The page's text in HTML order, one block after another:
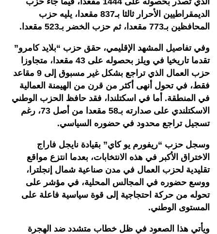
الديمقراطيين الأحرار ثالثا بـ837 مقعدا، يليه حزب
المحافظين بـ773 مقعدا، ثم حزب الخضر بـ523 مقعدا.
وفي تفاصيل المشهد الإقليمي، حقق حزب “بلايد كامرو”
تقدما تاريخيا في ويلز بحصوله على 43 مقعدا، متجاوزا
حزب العمال الذي تراجع بشكل غير مسبوق إلى 9 مقاعد
فقط، في تحول أنهى أكثر من قرن من الهيمنة العمالية
في المنطقة. أما في اسكتلندا، فقد حافظ الحزب الوطني
الاسكتلندي على صدارته بـ58 مقعدا من أصل 73، رغم
تسجيل تراجع محدود في حضوره السياسي.
وسجل حزب “ريفورم يو كاي” بقيادة نايجل فاراج
الاختراق الأكبر في هذه الانتخابات، بعدما انتزع مواقع
تقليدية لحزب العمال في مدن صناعية شمال إنجلترا،
ووسع حضوره في المجالس المحلية، في مؤشر على
تحوله من حركة احتجاجية إلى قوة سياسية فاعلة على
المستوى الوطني.
ويأتي هذا الصعود في ظل خطاب متشدد ضد الهجرة